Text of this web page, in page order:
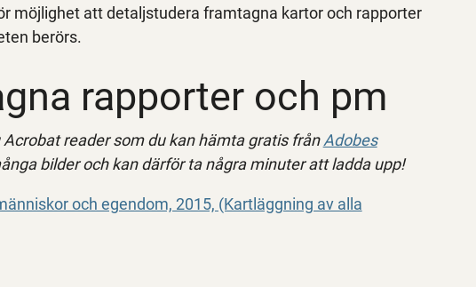
möjlighet att detaljstudera framtagna kartor och rapporter
berörs.
rapporter och pm
reader som du kan hämta gratis frånAdobes
bilder och kan därför ta några minuter att ladda upp!
och egendom, 2015, (Kartläggning av alla